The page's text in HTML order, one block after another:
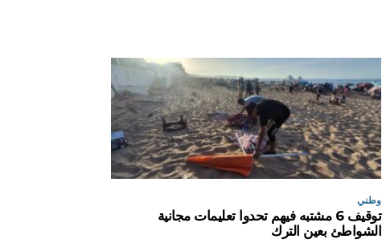
وطني
توقيف 6 مشتبه فيهم تحدوا تعليمات مجانية
الشواطئ بعين الترك